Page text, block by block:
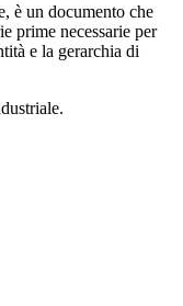
è un documento che
prime necessarie per
e la gerarchia di